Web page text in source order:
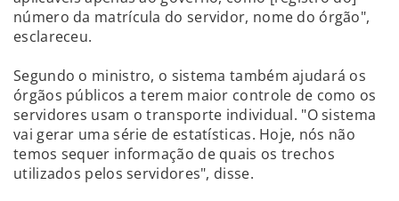
número da matrícula do servidor, nome do órgão",
esclareceu.
Segundo o ministro, o sistema também ajudará os
órgãos públicos a terem maior controle de como os
servidores usam o transporte individual. "O sistema
vai gerar uma série de estatísticas. Hoje, nós não
temos sequer informação de quais os trechos
utilizados pelos servidores", disse.